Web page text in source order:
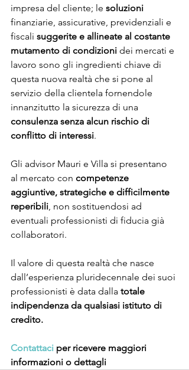
impresa del cliente; le soluzioni
finanziarie, assicurative, previdenziali e
fiscali suggerite e allineate al costante
mutamento di condizioni dei mercati e
lavoro sono gli ingredienti chiave di
questa nuova realtà che si pone al
servizio della clientela fornendole
innanzitutto la sicurezza di una
consulenza senza alcun rischio di
conflitto di interessi.
Gli advisor Mauri e Villa si presentano
al mercato con competenze
aggiuntive, strategiche e difficilmente
reperibili , non sostituendosi ad
eventuali professionisti di fiducia già
collaboratori.
Il valore di questa realtà che nasce
dall’esperienza pluridecennale dei suoi
professionisti è data dalla totale
indipendenza da qualsiasi istituto di
credito.
Contattaci per ricevere maggiori
informazioni o dettagli